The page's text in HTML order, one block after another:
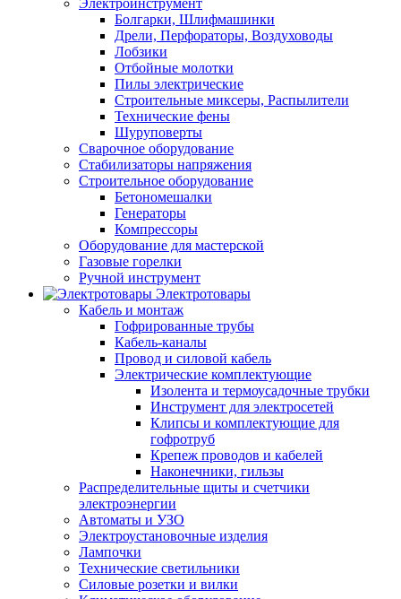
Электроинструмент
Болгарки, Шлифмашинки
Дрели, Перфораторы, Воздуховоды
Лобзики
Отбойные молотки
Пилы электрические
Строительные миксеры, Распылители
Технические фены
Шуруповерты
Сварочное оборудование
Стабилизаторы напряжения
Строительное оборудование
Бетономешалки
Генераторы
Компрессоры
Оборудование для мастерской
Газовые горелки
Ручной инструмент
Электротовары
Кабель и монтаж
Гофрированные трубы
Кабель-каналы
Провод и силовой кабель
Электрические комплектующие
Изолента и термоусадочные трубки
Инструмент для электросетей
Клипсы и комплектующие для
гофротруб
Крепеж проводов и кабелей
Наконечники, гильзы
Распределительные щиты и счетчики
электроэнергии
Автоматы и УЗО
Электроустановочные изделия
Лампочки
Технические светильники
Силовые розетки и вилки